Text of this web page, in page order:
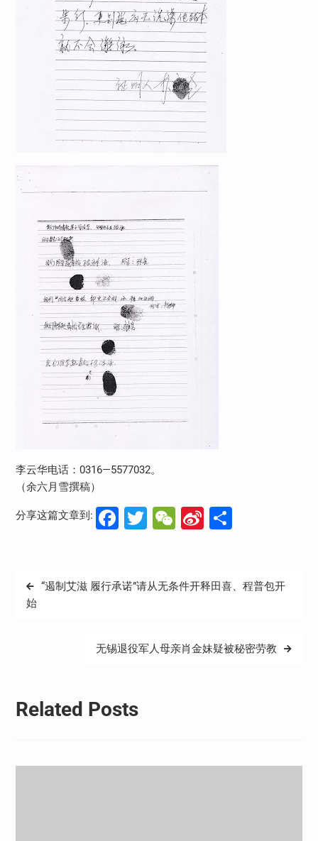
李云华电话：0316—5577032。
（余六月雪撰稿）
分享这篇文章到: Facebook
Twitter
WeChat
Sina分
文
章
“遏制艾滋 履行承诺”请从无条件开释田喜、程普包开
始
无锡退役军人母亲肖金妹疑被秘密劳教
Related Posts